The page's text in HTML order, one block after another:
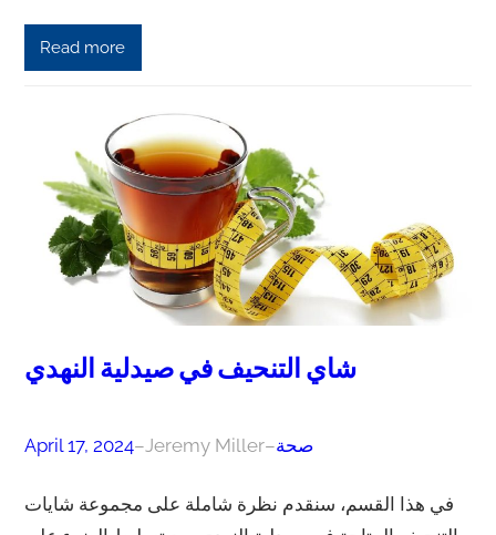
Read more
شاي التنحيف في صيدلية النهدي
April 17, 2024–Jeremy Miller–صحة
في هذا القسم، سنقدم نظرة شاملة على مجموعة شايات